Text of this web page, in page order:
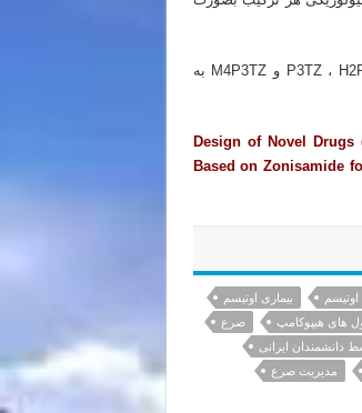
بر اساس نتایج مولکولی و خصوصیات فیزیکوشیمیایی، ترکیبات P3TZ ، H2P3TZ ، M2P3TZ ، H4P3TZ و M4P3TZ به
Design of Novel Drugs
Based on Zonisamide
اوتیسم
بیماری اوتیسم
های هیپوکامپ
صرع
دانشمندان ایرانی
مدیریت صرع